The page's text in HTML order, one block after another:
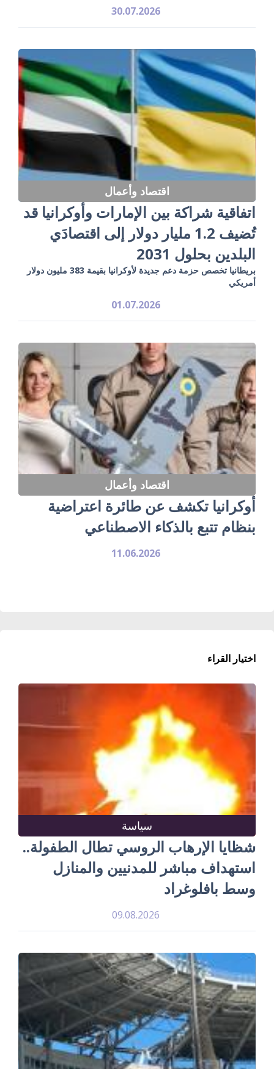
30.07.2026
اقتصاد وأعمال
اتفاقية شراكة بين الإمارات وأوكرانيا قد
تُضيف 1.2 مليار دولار إلى اقتصادَي
البلدين بحلول 2031
بريطانيا تخصص حزمة دعم جديدة لأوكرانيا بقيمة 383 مليون دولار
أمريكي
01.07.2026
اقتصاد وأعمال
أوكرانيا تكشف عن طائرة اعتراضية
بنظام تتبع بالذكاء الاصطناعي
11.06.2026
اختيار القراء
سياسة
شظايا الإرهاب الروسي تطال الطفولة..
استهداف مباشر للمدنيين والمنازل
وسط بافلوغراد
09.08.2026